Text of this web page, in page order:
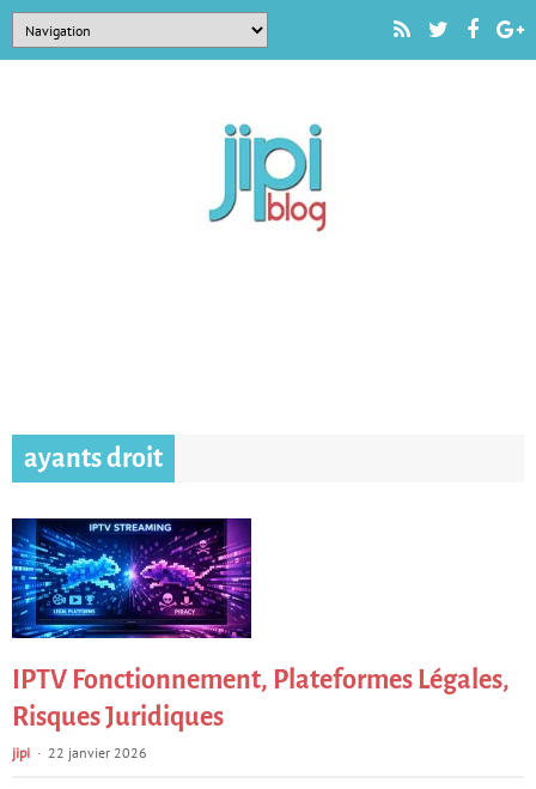
ayants droit
IPTV Fonctionnement, Plateformes Légales,
Risques Juridiques
jipi 22 janvier 2026